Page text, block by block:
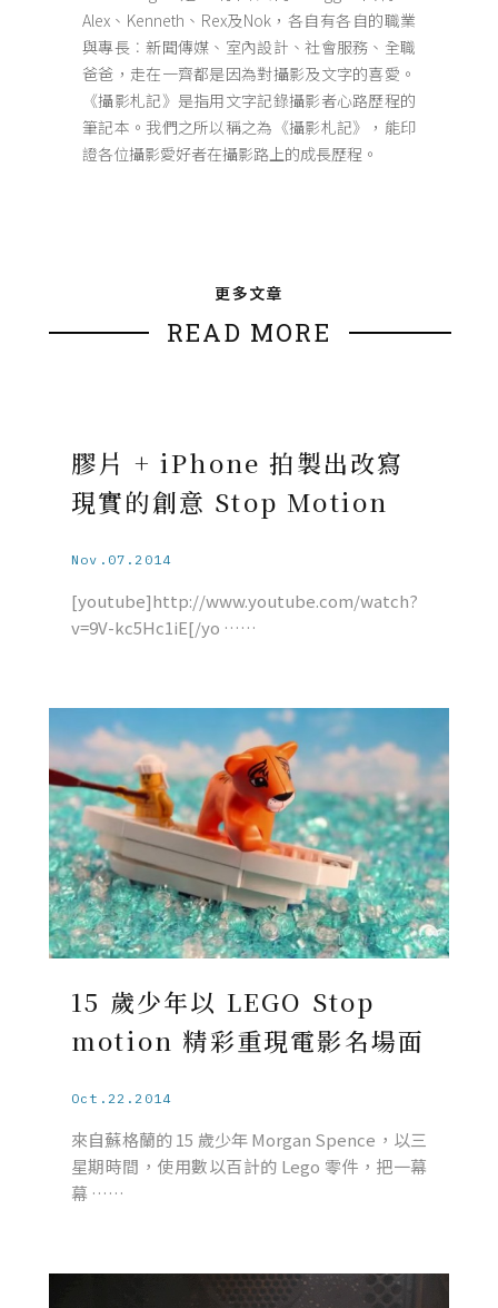
Alex、Kenneth、Rex及Nok，各自有各自的職業
與專長︰新聞傳媒、室內設計、社會服務、全職
爸爸，走在一齊都是因為對攝影及文字的喜愛。
《攝影札記》是指用文字記錄攝影者心路歷程的
筆記本。我們之所以稱之為《攝影札記》，能印
證各位攝影愛好者在攝影路上的成長歷程。
更多文章
READ MORE
膠片 + iPhone 拍製出改寫
現實的創意 Stop Motion
Nov.07.2014
[youtube]http://www.youtube.com/watch?
v=9V-kc5Hc1iE[/yo ……
15 歲少年以 LEGO Stop
motion 精彩重現電影名場面
Oct.22.2014
來自蘇格蘭的 15 歲少年 Morgan Spence，以三
星期時間，使用數以百計的 Lego 零件，把一幕
幕 ……